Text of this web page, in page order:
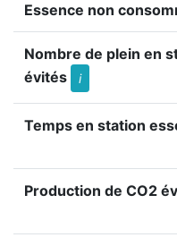
Essence non
Nombre de plein en
évités
i
Temps en station
Production de CO2